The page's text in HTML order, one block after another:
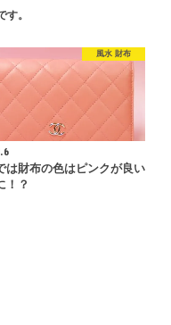
す。
風水 財布
は財布の色はピンクが良い
！？